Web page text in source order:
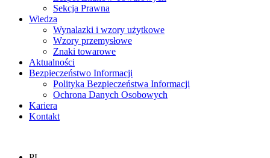
Sekcja Prawna
Wiedza
Wynalazki i wzory użytkowe
Wzory przemysłowe
Znaki towarowe
Aktualności
Bezpieczeństwo Informacji
Polityka Bezpieczeństwa Informacji
Ochrona Danych Osobowych
Kariera
Kontakt